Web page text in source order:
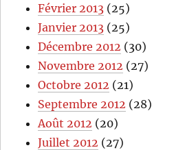
Février 2013 (25)
Janvier 2013 (25)
Décembre 2012 (30)
Novembre 2012 (27)
Octobre 2012 (21)
Septembre 2012 (28)
Août 2012 (20)
Juillet 2012 (27)